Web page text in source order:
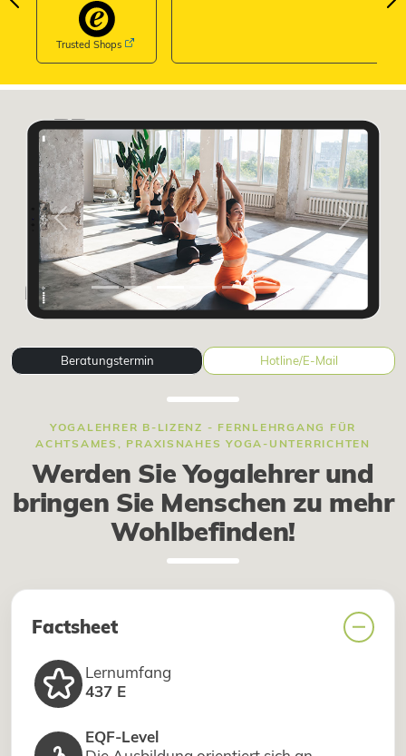
Trusted Shops
Previous Next
Beratungstermin Hotline/E-Mail
YOGALEHRER B-LIZENZ - FERNLEHRGANG FÜR
ACHTSAMES, PRAXISNAHES YOGA-UNTERRICHTEN
Werden Sie Yogalehrer und
bringen Sie Menschen zu mehr
Wohlbefinden!
Factsheet
Lernumfang
437 E
EQF-Level